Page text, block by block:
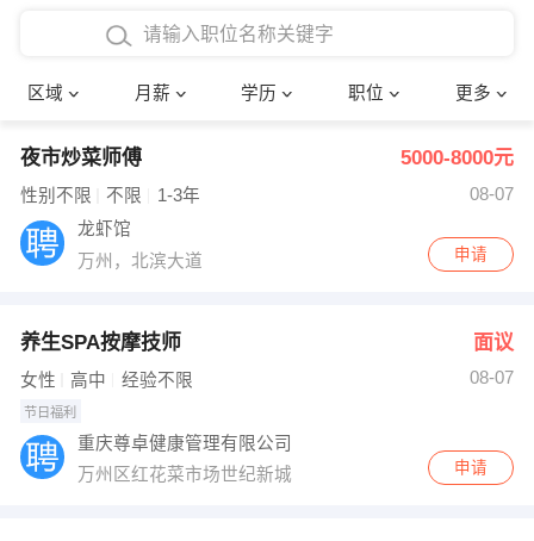
区域 月薪 学历 职位 更多
4000-5000元
8000-12000元
12000-20000元
博士
文员 护士
财务会计
网络IT
快递员
收银员 技术员/工程师
确定
夜市炒菜师傅 5000-8000元
性别不限 不限 1-3年
08-07
龙虾馆
万州，北滨大道
申请
养生SPA按摩技师 面议
女性 高中 经验不限 08-07
节日福利
重庆尊卓健康管理有限公司
万州区红花菜市场世纪新城
申请